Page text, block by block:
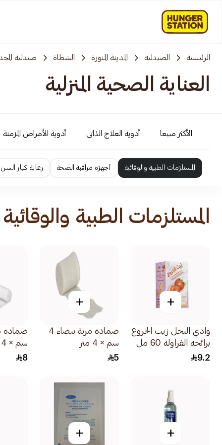
الرئيسية الصيدلية المدينة المنورة الشظاة صيدلية
العناية الصحية المنزلية
الأكثر مبيعا أدوية العلاج الذاتي أدوية الأمراض المزمنة
المستلزمات الطبية والوقائية أجهزة مراقبة الصحة رعاية كبار السن
المستلزمات الطبية والوقائية
+
وادي النحل زيت الخروع
برائحة الفراولة 60 مل
9.2
+
ضمادة مرنة بيضاء 4
سم × 4 متر
5
سم × 4 متر
8
+
+